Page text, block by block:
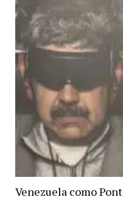
Venezuela como